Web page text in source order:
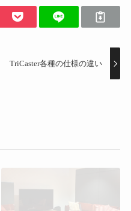
TriCaster各種の仕様の違い